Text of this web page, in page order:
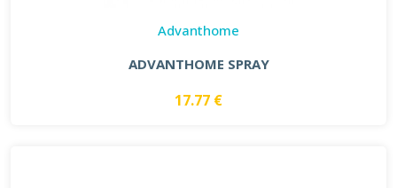
Advanthome
ADVANTHOME SPRAY
17.77 €